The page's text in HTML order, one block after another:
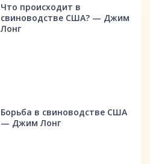
Что происходит в
свиноводстве США? — Джим
Лонг
Борьба в свиноводстве США
— Джим Лонг